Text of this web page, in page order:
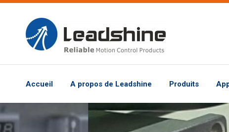
Accueil A propos de Leadshine Produits